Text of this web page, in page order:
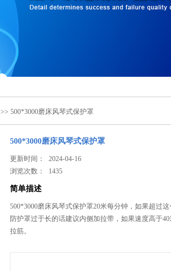
>> 500*3000磨床风琴式保护罩
500*3000磨床风琴式保护罩
更新时间： 2024-04-16
浏览次数： 1435
简单描述
500*3000磨床风琴式保护罩20米每分钟，如果超过
防护罩过于长的话建议内侧加拉带，如果速度高于
拉筋。